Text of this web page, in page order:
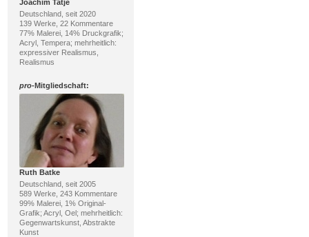
Joachim Tatje
Deutschland, seit 2020
139 Werke, 22 Kommentare
77% Malerei, 14% Druckgrafik;
Acryl, Tempera; mehrheitlich:
expressiver Realismus,
Realismus
pro-Mitgliedschaft:
Ruth Batke
Deutschland, seit 2005
589 Werke, 243 Kommentare
99% Malerei, 1% Original-
Grafik; Acryl, Oel; mehrheitlich:
Gegenwartskunst, Abstrakte
Kunst